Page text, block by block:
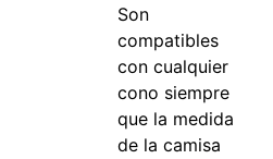
Son
compatibles
con cualquier
cono siempre
que la medida
de la camisa